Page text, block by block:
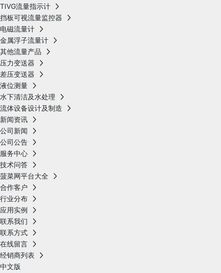
TIVG流量指示计
挡板可视流量监控器
电磁流量计
金属浮子流量计
其他流量产品
压力变送器
差压变送器
液位测量
水下清洁及水处理
流体设备设计及制造
新闻资讯
公司新闻
公司公告
服务中心
技术问答
菠菜网平台大全
合作客户
行业分布
应用实例
联系我们
联系方式
在线留言
经销商列表
中文版